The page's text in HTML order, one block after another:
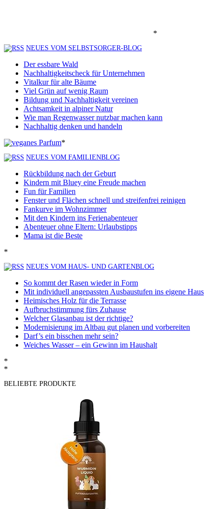
*
NEUES VOM SELBSTSORGER-BLOG
Der essbare Wald
Nachhaltigkeitscheck für Unternehmen
Vitalkur für alte Bäume
Viel Grün auf wenig Raum
Bildung und Nachhaltigkeit vereinen
Achtsamkeit in alpiner Natur
Wie man Regenwasser nutzbar machen kann
Nachhaltig denken und handeln
*
NEUES VOM FAMILIENBLOG
Rückbildung nach der Geburt
Kindern mit Bluey eine Freude machen
Fun für Familien
Fenster und Flächen schnell und streifenfrei reinigen
Fankurve im Wohnzimmer
Mit den Kindern ins Ferienabenteuer
Abenteuer ohne Eltern: Urlaubstipps
Mama ist die Beste
*
NEUES VOM HAUS- UND GARTENBLOG
So kommt der Rasen wieder in Form
Mit individuell angepassten Ausbaustufen ins eigene Haus
Heimisches Holz für die Terrasse
Aufbruchstimmung fürs Zuhause
Welcher Glasanbau ist der richtige?
Modernisierung im Altbau gut planen und vorbereiten
Darf’s ein bisschen mehr sein?
Weiches Wasser – ein Gewinn im Haushalt
*
*
BELIEBTE PRODUKTE